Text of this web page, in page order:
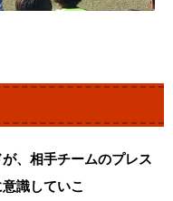
、相手チームのプレス
識していこ